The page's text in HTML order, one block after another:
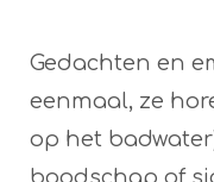
Gedachten en
eenmaal, ze
op het
boodschap of